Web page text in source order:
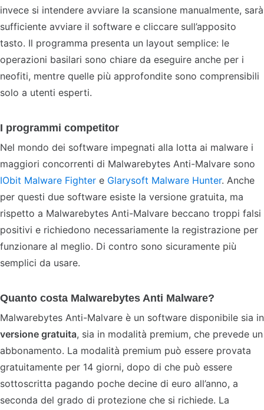
invece si intendere avviare la scansione manualmente, sarà
sufficiente avviare il software e cliccare sull’apposito
tasto. Il programma presenta un layout semplice: le
operazioni basilari sono chiare da eseguire anche per i
neofiti, mentre quelle più approfondite sono comprensibili
solo a utenti esperti.
I programmi competitor
Nel mondo dei software impegnati alla lotta ai malware i
maggiori concorrenti di Malwarebytes Anti-Malvare sono
IObit Malware Fighter e Glarysoft Malware Hunter. Anche
per questi due software esiste la versione gratuita, ma
rispetto a Malwarebytes Anti-Malvare beccano troppi falsi
positivi e richiedono necessariamente la registrazione per
funzionare al meglio. Di contro sono sicuramente più
semplici da usare.
Quanto costa Malwarebytes Anti Malware?
Malwarebytes Anti-Malvare è un software disponibile sia in
versione gratuita, sia in modalità premium, che prevede un
abbonamento. La modalità premium può essere provata
gratuitamente per 14 giorni, dopo di che può essere
sottoscritta pagando poche decine di euro all’anno, a
seconda del grado di protezione che si richiede. La